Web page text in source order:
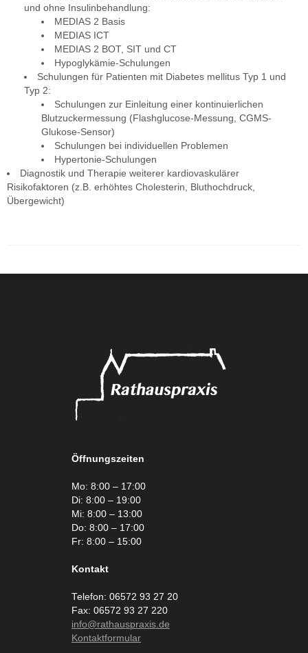
und ohne Insulinbehandlung:
MEDIAS 2 Basis
MEDIAS ICT
MEDIAS 2 BOT, SIT und CT
Hypoglykämie-Schulungen
Schulungen für Patienten mit Diabetes mellitus Typ 1 und
Typ 2:
Schulungen zur Einleitung einer kontinuierlichen
Blutzuckermessung (Flashglucose-Messung, CGMS-
Glukose-Sensor)
Schulungen bei individuellen Problemen
Hypertonie-Schulungen
Diagnostik und Therapie weiterer kardiovaskulärer
Risikofaktoren (z.B. erhöhtes Cholesterin, Bluthochdruck,
Übergewicht)
Öffnungszeiten
Mo: 8:00 – 17:00
Di: 8:00 – 19:00
Mi: 8:00 – 13:00
Do: 8:00 – 17:00
Fr: 8:00 – 15:00
Kontakt
Telefon: 06572 93 27 20
Fax: 06572 93 27 220
info@rathauspraxis.de
Kontaktformular